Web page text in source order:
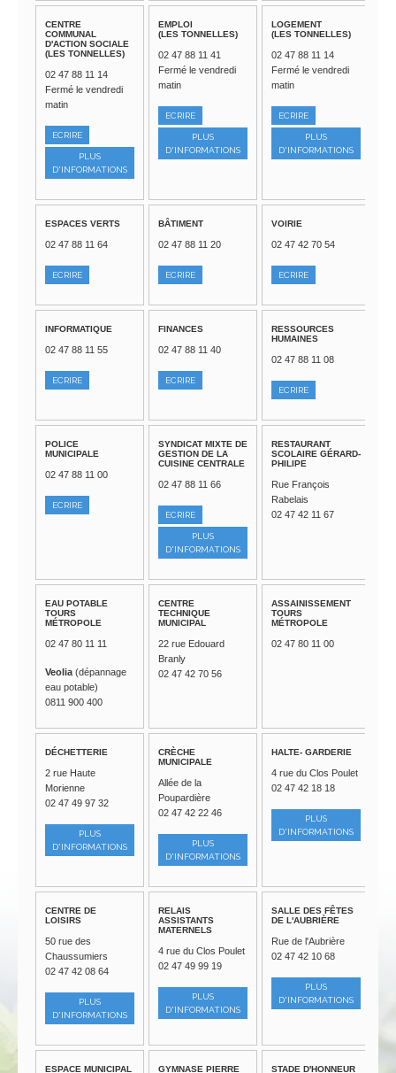
CENTRE
COMMUNAL
D'ACTION SOCIALE
(LES TONNELLES)
02 47 88 11 14
Fermé le vendredi
matin
ECRIRE
PLUS
D'INFORMATIONS
EMPLOI
(LES TONNELLES)
02 47 88 11 41
Fermé le vendredi
matin
ECRIRE
PLUS
D'INFORMATIONS
LOGEMENT
(LES TONNELLES)
02 47 88 11 14
Fermé le vendredi
matin
ECRIRE
PLUS
D'INFORMATIONS
ESPACES VERTS
02 47 88 11 64
ECRIRE
BÂTIMENT
02 47 88 11 20
ECRIRE
VOIRIE
02 47 42 70 54
ECRIRE
INFORMATIQUE
02 47 88 11 55
ECRIRE
FINANCES
02 47 88 11 40
ECRIRE
RESSOURCES
HUMAINES
02 47 88 11 08
ECRIRE
POLICE
MUNICIPALE
02 47 88 11 00
ECRIRE
SYNDICAT MIXTE DE
GESTION DE LA
CUISINE CENTRALE
02 47 88 11 66
ECRIRE
PLUS
D'INFORMATIONS
RESTAURANT
SCOLAIRE GÉRARD-
PHILIPE
Rue François
Rabelais
02 47 42 11 67
EAU POTABLE
TOURS
MÉTROPOLE
02 47 80 11 11
Veolia(dépannage
eau potable)
0811 900 400
CENTRE
TECHNIQUE
MUNICIPAL
22 rue Edouard
Branly
02 47 42 70 56
ASSAINISSEMENT
TOURS
MÉTROPOLE
02 47 80 11 00
DÉCHETTERIE
2 rue Haute
Morienne
02 47 49 97 32
PLUS
D'INFORMATIONS
CRÈCHE
MUNICIPALE
Allée de la
Poupardière
02 47 42 22 46
PLUS
D'INFORMATIONS
HALTE- GARDERIE
4 rue du Clos Poulet
02 47 42 18 18
PLUS
D'INFORMATIONS
CENTRE DE
LOISIRS
50 rue des
Chaussumiers
02 47 42 08 64
PLUS
D'INFORMATIONS
RELAIS
ASSISTANTS
MATERNELS
4 rue du Clos Poulet
02 47 49 99 19
PLUS
D'INFORMATIONS
SALLE DES FÊTES
DE L'AUBRIÈRE
Rue de l'Aubrière
02 47 42 10 68
PLUS
D'INFORMATIONS
ESPACE MUNICIPAL GYMNASE PIERRE STADE D'HONNEUR